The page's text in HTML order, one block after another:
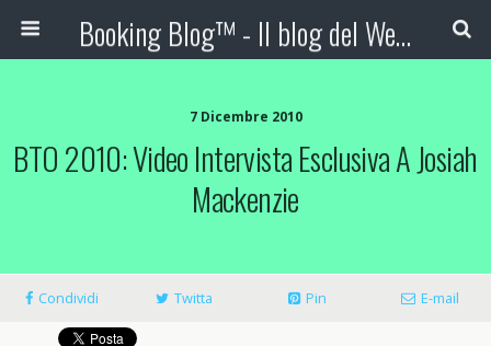
Booking Blog™ - Il blog del Web Marketing Turistico
7 Dicembre 2010
BTO 2010: Video Intervista Esclusiva A Josiah
Mackenzie
Condividi Twitta Pin E-mail